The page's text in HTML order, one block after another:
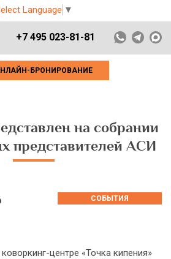
Language ▼
+7 495 023-81-81
БРОНИРОВАНИЕ
на собрании
представителей АСИ
СОБЫТИЯ
центре «Точка кипения»